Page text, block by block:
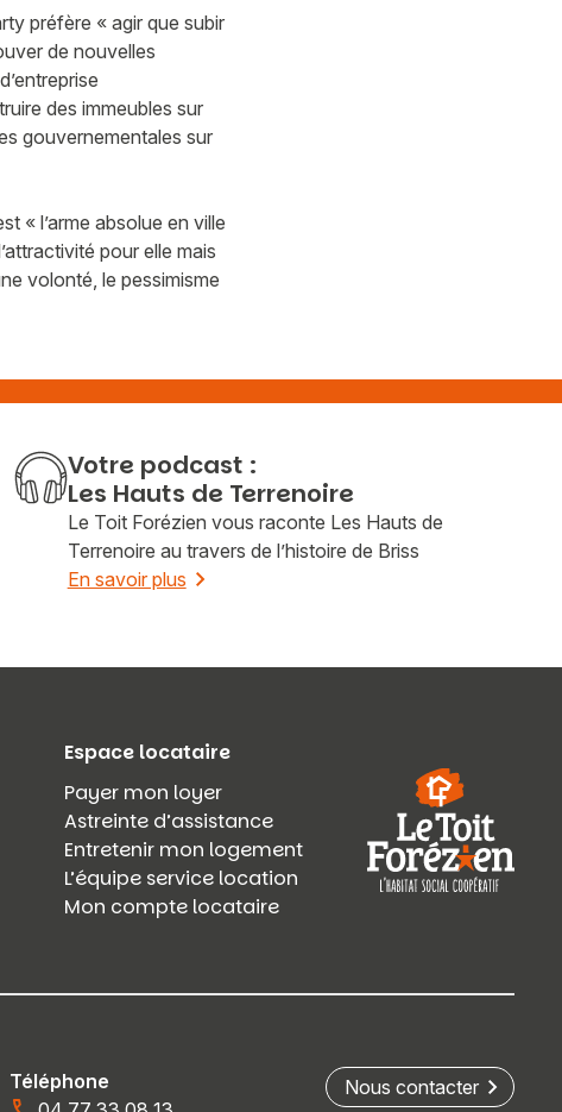
préfère « agir que subir
de nouvelles
des immeubles sur
gouvernementales sur
« l’arme absolue en ville
pour elle mais
volonté, le pessimisme
Votre podcast :
Les Hauts de Terrenoire
Le Toit Forézien vous raconte Les Hauts de
Terrenoire au travers de l’histoire de Briss
En savoir plus
Espace locataire
Payer mon loyer
Astreinte d’assistance
Entretenir mon logement
L’équipe service location
Mon compte locataire
Téléphone
Nous contacter